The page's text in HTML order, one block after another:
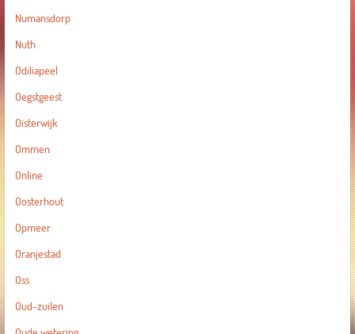
Numansdorp
Nuth
Odiliapeel
Oegstgeest
Oisterwijk
Ommen
Online
Oosterhout
Opmeer
Oranjestad
Oss
Oud-zuilen